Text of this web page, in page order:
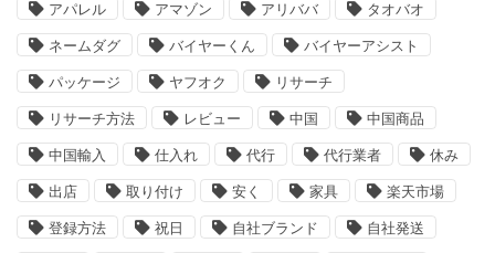
アパレル アマゾン アリババ タオバオ
ネームダグ バイヤーくん バイヤーアシスト
パッケージ ヤフオク リサーチ
リサーチ方法 レビュー 中国 中国商品
中国輸入 仕入れ 代行 代行業者 休み
出店 取り付け 安く 家具 楽天市場
登録方法 祝日 自社ブランド 自社発送